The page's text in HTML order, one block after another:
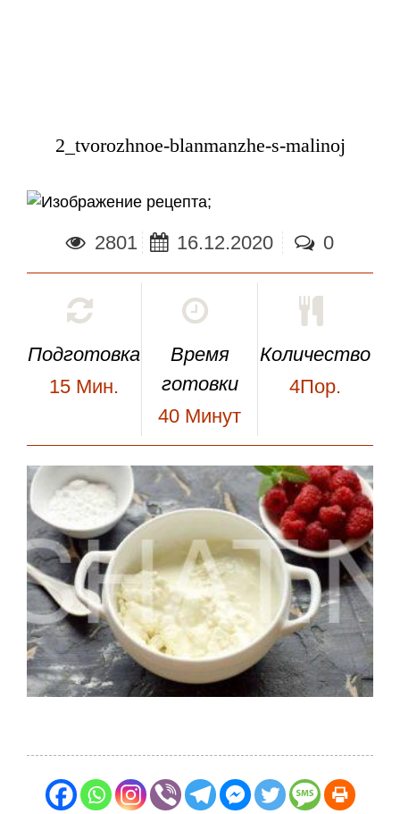
2_tvorozhnoe-blanmanzhe-s-malinoj
;
2801 16.12.2020 0
Подготовка
15 Мин.
Время
готовки
40 Минут
Количество
4Пор.